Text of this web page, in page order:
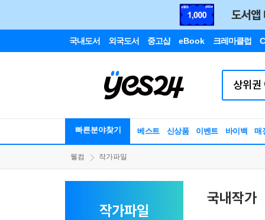
국내도서 외국도서 중고샵 eBook 크레마클럽
빠른분야찾기 베스트 신상품 이벤트 바이백 매
웰컴 작가파일
작가파일
국내작가